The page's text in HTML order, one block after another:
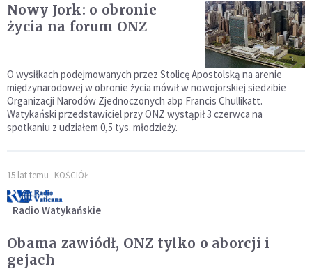
Nowy Jork: o obronie
życia na forum ONZ
O wysiłkach podejmowanych przez Stolicę Apostolską na arenie
międzynarodowej w obronie życia mówił w nowojorskiej siedzibie
Organizacji Narodów Zjednoczonych abp Francis Chullikatt.
Watykański przedstawiciel przy ONZ wystąpił 3 czerwca na
spotkaniu z udziałem 0,5 tys. młodzieży.
15 lat temu KOŚCIÓŁ
Radio Watykańskie
Obama zawiódł, ONZ tylko o aborcji i
gejach